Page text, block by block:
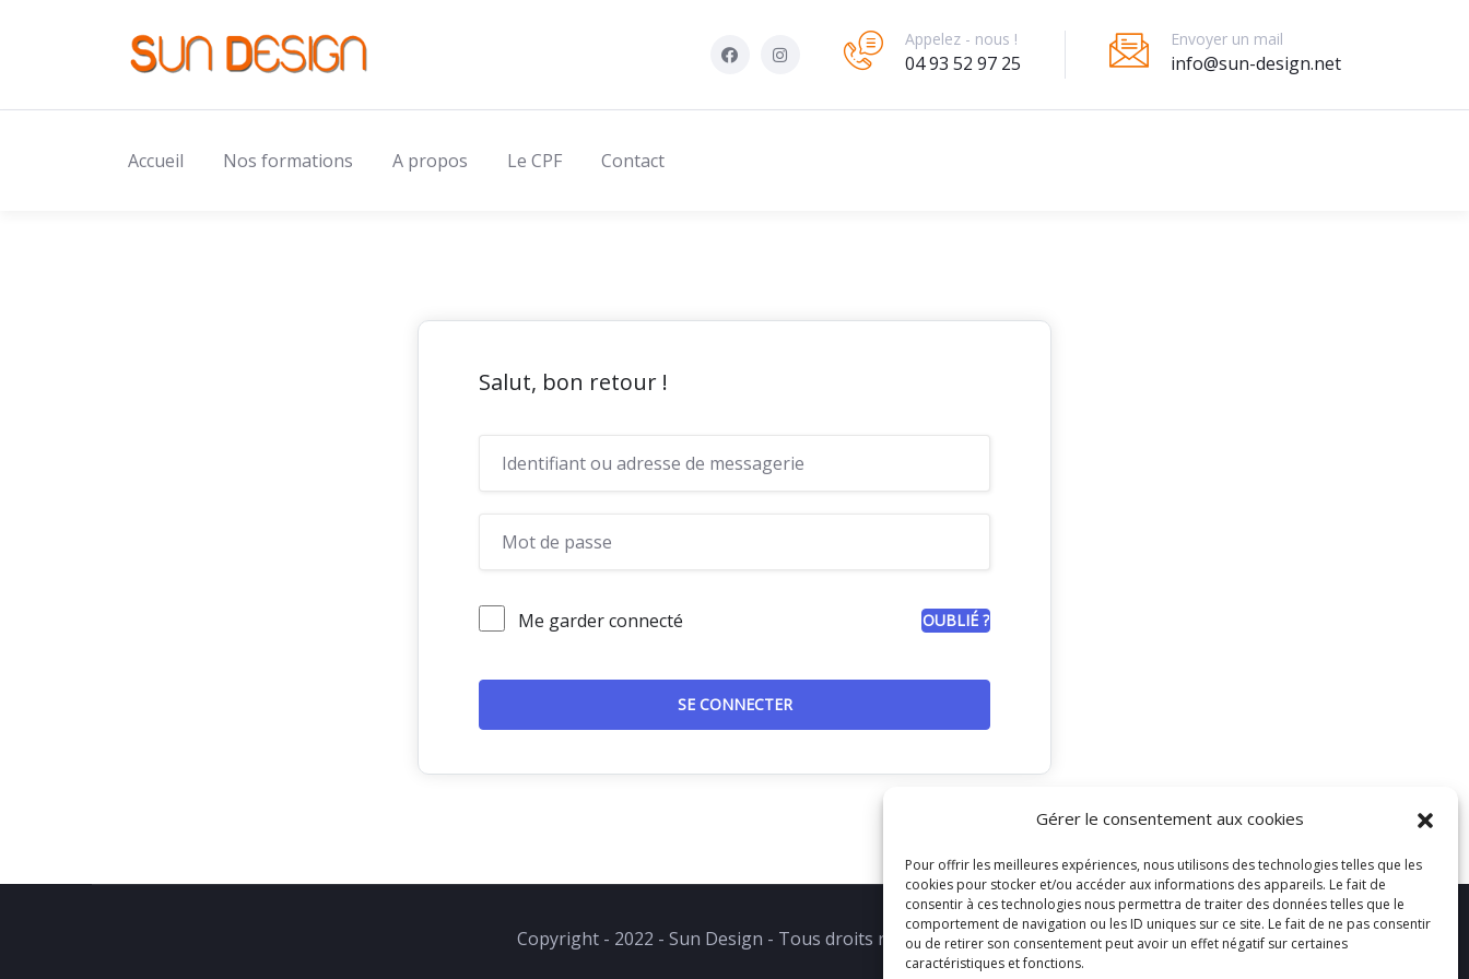
Gérer le consentement aux cookies
Pour offrir les meilleures expériences, nous utilisons des technologies telles que les
cookies pour stocker et/ou accéder aux informations des appareils. Le fait de
consentir à ces technologies nous permettra de traiter des données telles que le
comportement de navigation ou les ID uniques sur ce site. Le fait de ne pas consentir
ou de retirer son consentement peut avoir un effet négatif sur certaines
caractéristiques et fonctions.
Appelez - nous !
04 93 52 97 25
Envoyer un mail
info@sun-design.net
Accueil Nos formations A propos Le CPF Contact
Salut, bon retour !
Me garder connecté OUBLIÉ ?
SE CONNECTER
Copyright - 2022 - Sun Design - Tous droits réservés.